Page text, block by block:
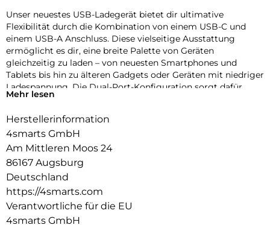
Unser neuestes USB-Ladegerät bietet dir ultimative
Flexibilität durch die Kombination von einem USB-C und
einem USB-A Anschluss. Diese vielseitige Ausstattung
ermöglicht es dir, eine breite Palette von Geräten
gleichzeitig zu laden – von neuesten Smartphones und
Tablets bis hin zu älteren Gadgets oder Geräten mit niedriger
Ladespannung. Die Dual-Port-Konfiguration sorgt dafür,
dass du nie wieder zwischen Geräten wählen oder zusätzliche
Techniknutzer, der Wert auf Komfort und Effizienz legt.
Steigere deine Produktivität und halte deine Geräte stets
einsatzbereit, ohne Kompromisse bei der Ladeleistung
einzugehen.
MODERNES DESIGN TRIFFT MODERNEN LIFESTYLE:
Das ultradünne USB-Ladegerät mit seinem eleganten,
flachen Design passt perfekt in jede Tasche oder jeden
Rucksack und ist somit ideal für unterwegs. Trotz seiner
Mehr lesen
Herstellerinformation
4smarts GmbH
Am Mittleren Moos 24
86167 Augsburg
Deutschland
https://4smarts.com
Verantwortliche für die EU
4smarts GmbH